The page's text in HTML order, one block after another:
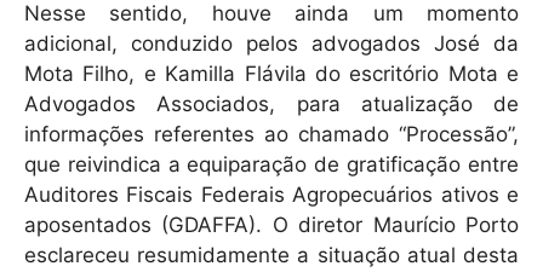
Nesse sentido, houve ainda um momento
adicional, conduzido pelos advogados José da
Mota Filho, e Kamilla Flávila do escritório Mota e
Advogados Associados, para atualização de
informações referentes ao chamado “Processão”,
que reivindica a equiparação de gratificação entre
Auditores Fiscais Federais Agropecuários ativos e
aposentados (GDAFFA). O diretor Maurício Porto
esclareceu resumidamente a situação atual desta